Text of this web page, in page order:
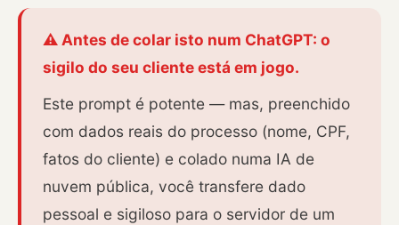
⚠️ Antes de colar isto num ChatGPT: o
sigilo do seu cliente está em jogo.
Este prompt é potente — mas, preenchido
com dados reais do processo (nome, CPF,
fatos do cliente) e colado numa IA de
nuvem pública, você transfere dado
pessoal e sigiloso para o servidor de um